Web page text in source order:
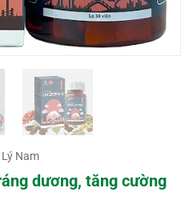
Nam
dương, tăng cường